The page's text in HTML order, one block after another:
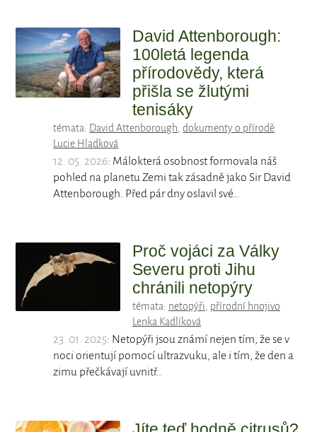
David Attenborough:
100letá legenda
přírodovědy, která
přišla se žlutými
tenisáky
témata: David Attenborough,dokumenty o přírodě
Lucie Hladková
12. 05. 2026: Málokterá osobnost formovala náš
pohled na planetu Zemi tak zásadně jako Sir David
Attenborough. Před pár dny oslavil své…
Proč vojáci za Války
Severu proti Jihu
chránili netopýry
témata: netopýři, přírodní hnojivo
Lenka Kadlíková
23. 01. 2025: Netopýři jsou známí nejen tím, že se v
noci orientují pomocí ultrazvuku, ale i tím, že den a
zimu přečkávají uvnitř…